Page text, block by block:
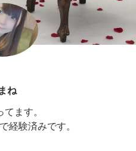
ね
ます。
経験済みです。